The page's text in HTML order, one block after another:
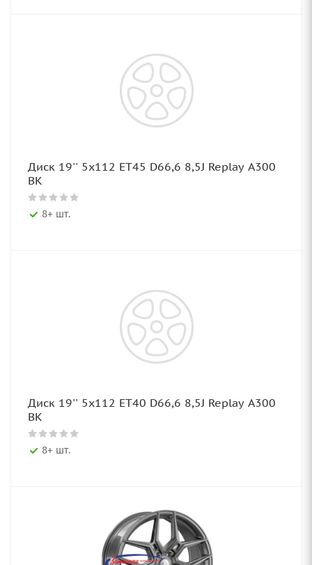
Диск 19'' 5x112 ET45 D66,6 8,5J Replay A300
BK
8+ шт.
Диск 19'' 5x112 ET40 D66,6 8,5J Replay A300
BK
8+ шт.